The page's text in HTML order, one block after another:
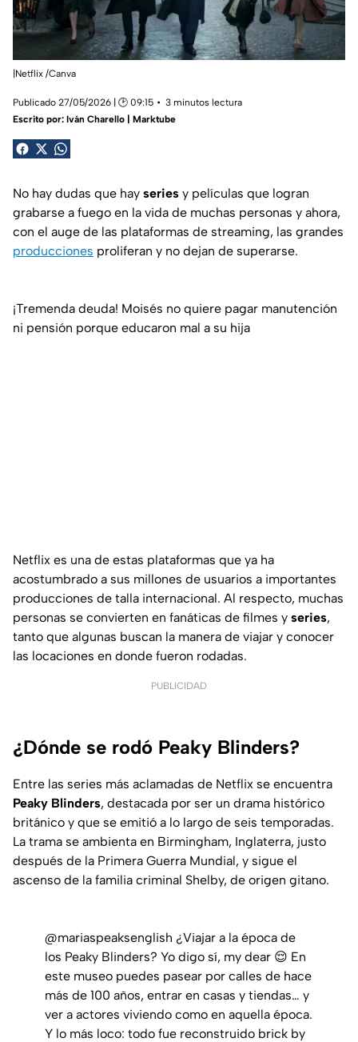
|Netflix /Canva
Publicado 27/05/2026 | 🕑 09:15
3 minutos lectura
Escrito por: Iván Charello | Marktube
No hay dudas que hay series y películas que logran
grabarse a fuego en la vida de muchas personas y ahora,
con el auge de las plataformas de streaming, las grandes
producciones proliferan y no dejan de superarse.
¡Tremenda deuda! Moisés no quiere pagar manutención
ni pensión porque educaron mal a su hija
Netflix es una de estas plataformas que ya ha
acostumbrado a sus millones de usuarios a importantes
producciones de talla internacional. Al respecto, muchas
personas se convierten en fanáticas de filmes y series,
tanto que algunas buscan la manera de viajar y conocer
las locaciones en donde fueron rodadas.
PUBLICIDAD
¿Dónde se rodó Peaky Blinders?
Entre las series más aclamadas de Netflix se encuentra
Peaky Blinders, destacada por ser un drama histórico
británico y que se emitió a lo largo de seis temporadas.
La trama se ambienta en Birmingham, Inglaterra, justo
después de la Primera Guerra Mundial, y sigue el
ascenso de la familia criminal Shelby, de origen gitano.
@mariaspeaksenglish ¿Viajar a la época de
los Peaky Blinders? Yo digo sí, my dear 😌 En
este museo puedes pasear por calles de hace
más de 100 años, entrar en casas y tiendas… y
ver a actores viviendo como en aquella época.
Y lo más loco: todo fue reconstruido brick by